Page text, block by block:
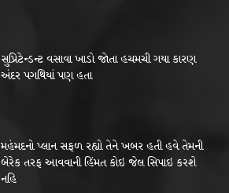
સુપ્રિટેન્ડન્ટ વસાવા ખાડો જોતા હચમચી ગયા કારણ
અંદર પગથિયાં પણ હતા
મહંમદનો પ્લાન સફળ રહ્યો તેને ખબર હતી હવે તેમની
બેરેક તરફ આવવાની હિંમત કોઇ જેલ સિપાઇ કરશે
નહિ